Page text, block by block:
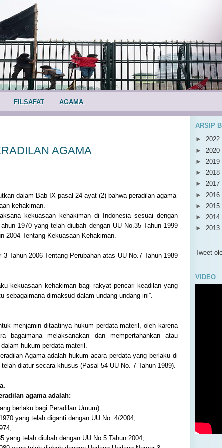
FILSAFAT AGAMA
AGAMA
dalam Bab IX pasal 24 ayat (2) bahwa peradilan agama
kehakiman.
kekuasaan kehakiman di Indonesia sesuai dengan
1970 yang telah diubah dengan UU No.35 Tahun 1999
2004 Tentang Kekuasaan Kehakiman.
Tahun 2006 Tentang Perubahan atas UU No.7 Tahun 1989
kekuasaan kehakiman bagi rakyat pencari keadilan yang
sebagaimana dimaksud dalam undang-undang ini”.
menjamin ditaatinya hukum perdata materil, oleh karena
bagaimana melaksanakan dan mempertahankan atau
hukum perdata materil.
Agama adalah hukum acara perdata yang berlaku di
diatur secara khusus (Pasal 54 UU No. 7 Tahun 1989).
agama adalah:
berlaku bagi Peradilan Umum)
yang telah diganti dengan UU No. 4/2004;
yang telah diubah dengan UU No.5 Tahun 2004;
ARSIP
► 2022
► 2020
► 2019
► 2018
► 2017
► 2016
► 2015
► 2014
► 2013
►
▼
H
►
►
Tweet
VIDEO